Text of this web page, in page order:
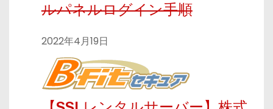
ルパネルログイン手順
2022年4月19日